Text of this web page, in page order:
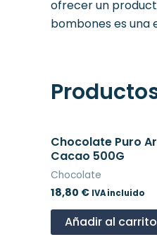
ofrecer un
bombones es una
Chocolate Puro
Cacao 500G
Chocolate
18,80 € IVA incluido
Añadir al carrito